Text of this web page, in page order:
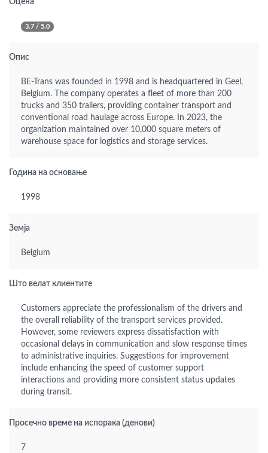
Оцена
3.7 / 5.0
Опис
BE-Trans was founded in 1998 and is headquartered in Geel,
Belgium. The company operates a fleet of more than 200
trucks and 350 trailers, providing container transport and
conventional road haulage across Europe. In 2023, the
organization maintained over 10,000 square meters of
warehouse space for logistics and storage services.
Година на основање
1998
Земја
Belgium
Што велат клиентите
Customers appreciate the professionalism of the drivers and
the overall reliability of the transport services provided.
However, some reviewers express dissatisfaction with
occasional delays in communication and slow response times
to administrative inquiries. Suggestions for improvement
include enhancing the speed of customer support
interactions and providing more consistent status updates
during transit.
Просечно време на испорака (денови)
7